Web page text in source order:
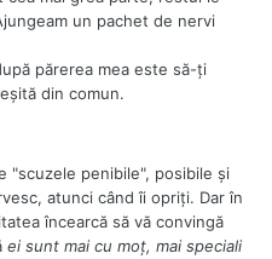
un pachet de nervi
părerea mea este să-ţi
din comun.
"scuzele penibile", posibile şi
atunci când îi opriţi. Dar în
încearcă să vă convingă
ei sunt mai cu moţ, mai speciali